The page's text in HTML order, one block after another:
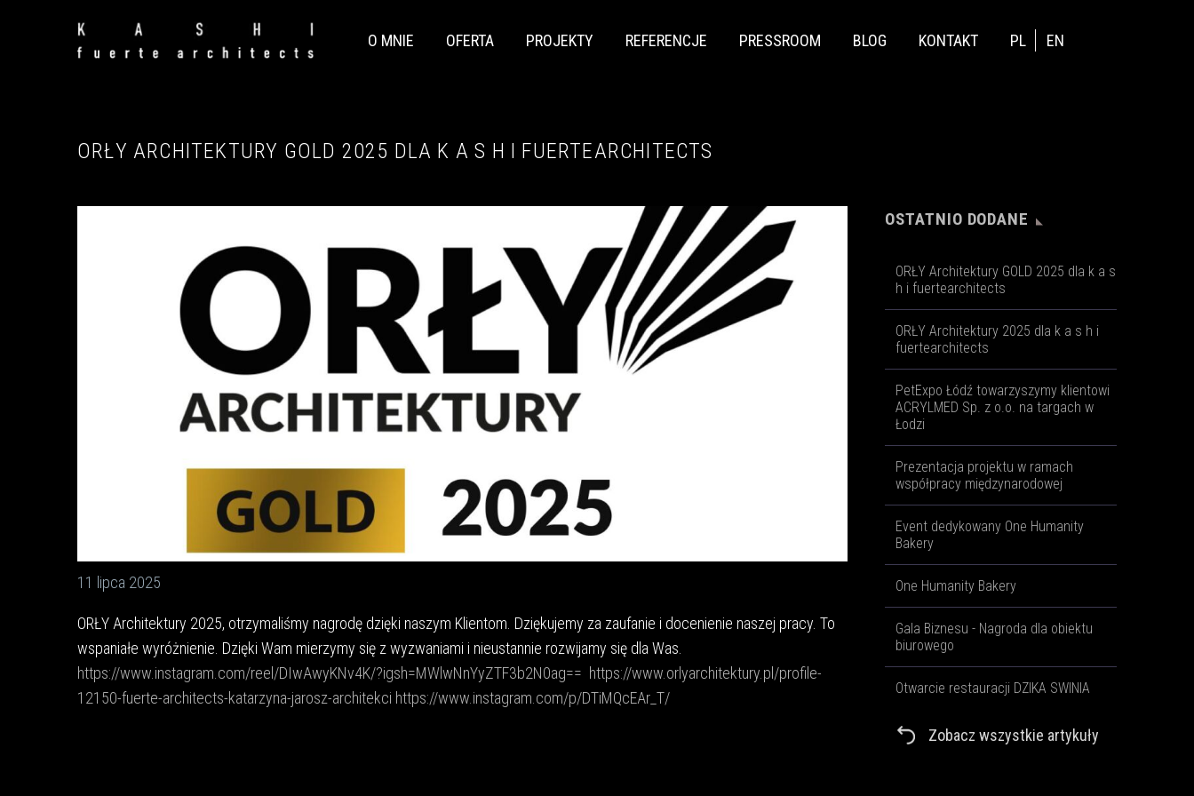
O MNIE OFERTA PROJEKTY REFERENCJE PRESSROOM BLOG KONTAKT PL EN
ORŁY ARCHITEKTURY GOLD 2025 DLA K A S H I FUERTEARCHITECTS
11 lipca 2025
ORŁY Architektury 2025, otrzymaliśmy nagrodę dzięki naszym Klientom. Dziękujemy za zaufanie i docenienie naszej pracy. To
wspaniałe wyróżnienie. Dzięki Wam mierzymy się z wyzwaniami i nieustannie rozwijamy się dla Was.
https://www.instagram.com/reel/DIwAwyKNv4K/?igsh=MWlwNnYyZTF3b2N0ag== https://www.orlyarchitektury.pl/profile-
12150-fuerte-architects-katarzyna-jarosz-architekci https://www.instagram.com/p/DTiMQcEAr_T/
OSTATNIO DODANE
ORŁY Architektury GOLD 2025 dla k a s
h i fuertearchitects
ORŁY Architektury 2025 dla k a s h i
fuertearchitects
PetExpo Łódź towarzyszymy klientowi
ACRYLMED Sp. z o.o. na targach w
Łodzi
Prezentacja projektu w ramach
współpracy międzynarodowej
Event dedykowany One Humanity
Bakery
One Humanity Bakery
Gala Biznesu - Nagroda dla obiektu
biurowego
Otwarcie restauracji DZIKA SWINIA
Zobacz wszystkie artykuły